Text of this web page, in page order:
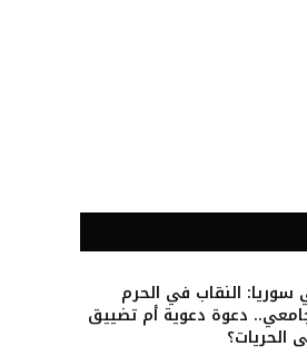
سوريا: النقاب في الحرم
دعوة دعوية أم تضييق
الحريات؟